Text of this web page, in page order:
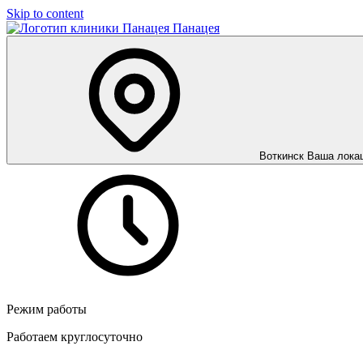
Skip to content
Панацея
Воткинск Ваша
Режим работы
Работаем круглосуточно